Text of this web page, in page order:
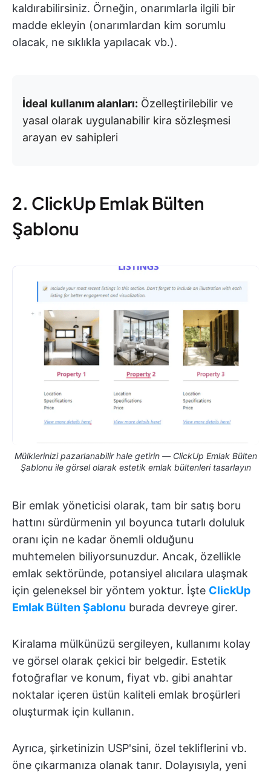
kaldırabilirsiniz. Örneğin, onarımlarla ilgili bir
madde ekleyin (onarımlardan kim sorumlu
olacak, ne sıklıkla yapılacak vb.).
İdeal kullanım alanları: Özelleştirilebilir ve
yasal olarak uygulanabilir kira sözleşmesi
arayan ev sahipleri
2. ClickUp Emlak Bülten
Şablonu
Mülklerinizi pazarlanabilir hale getirin — ClickUp Emlak Bülten
Şablonu ile görsel olarak estetik emlak bültenleri tasarlayın
Bir emlak yöneticisi olarak, tam bir satış boru
hattını sürdürmenin yıl boyunca tutarlı doluluk
oranı için ne kadar önemli olduğunu
muhtemelen biliyorsunuzdur. Ancak, özellikle
emlak sektöründe, potansiyel alıcılara ulaşmak
için geleneksel bir yöntem yoktur. İşte ClickUp
Emlak Bülten Şablonu burada devreye girer.
Kiralama mülkünüzü sergileyen, kullanımı kolay
ve görsel olarak çekici bir belgedir. Estetik
fotoğraflar ve konum, fiyat vb. gibi anahtar
noktalar içeren üstün kaliteli emlak broşürleri
oluşturmak için kullanın.
Ayrıca, şirketinizin USP'sini, özel tekliflerini vb.
öne çıkarmanıza olanak tanır. Dolayısıyla, yeni